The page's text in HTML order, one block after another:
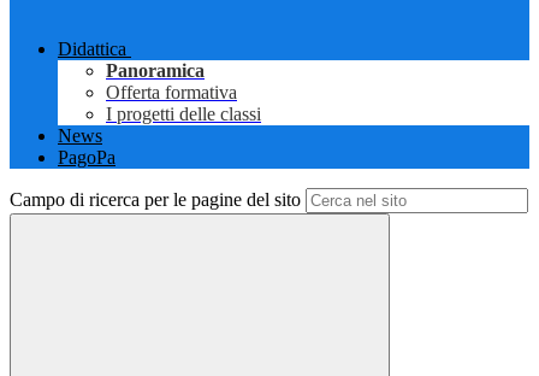
Didattica
Panoramica
Offerta formativa
I progetti delle classi
News
PagoPa
Campo di ricerca per le pagine del sito